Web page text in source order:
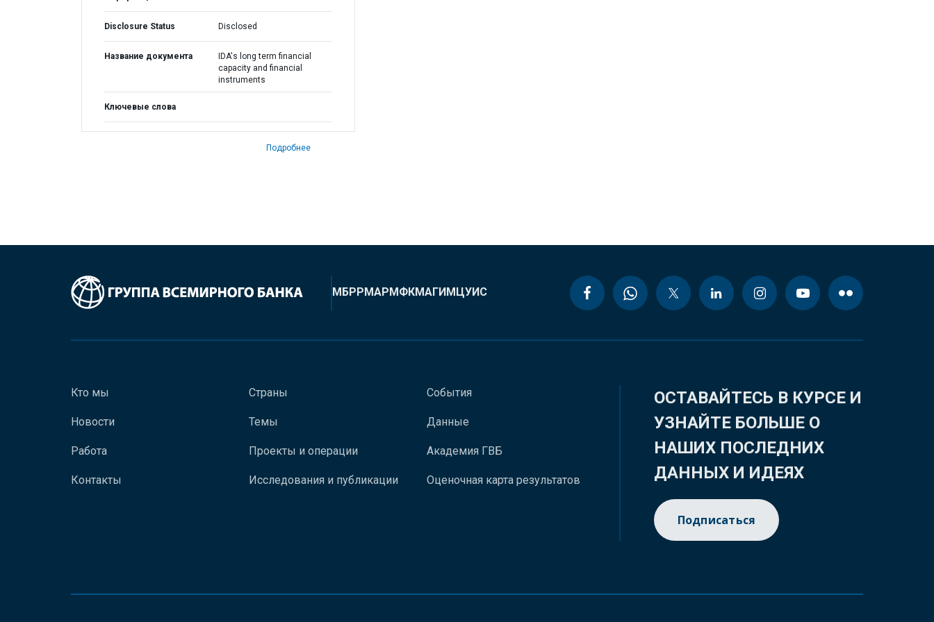
Disclosure Status Disclosed
Название документа
IDA's long term financial
capacity and financial
instruments
Ключевые слова
Подробнее
МБРРМАРМФКМАГИМЦУИС
Кто мы
Новости
Работа
Контакты
Страны
Темы
Проекты и операции
Исследования и публикации
События
Данные
Академия ГВБ
Оценочная карта результатов
ОСТАВАЙТЕСЬ В КУРСЕ И
УЗНАЙТЕ БОЛЬШЕ О
НАШИХ ПОСЛЕДНИХ
ДАННЫХ И ИДЕЯХ
Подписаться